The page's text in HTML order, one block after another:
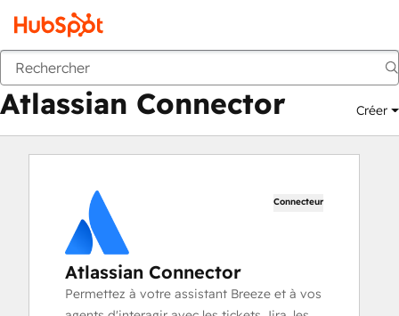
Marketplace Applications
Atlassian Connector Créer
Connecteur
Atlassian Connector
Permettez à votre assistant Breeze et à vos